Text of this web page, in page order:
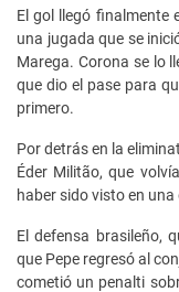
El gol llegó finalmente
una jugada que se
Marega. Corona se lo
que dio el pase para
primero.
Por detrás en la
Éder Militão, que
haber sido visto en
El defensa brasileño,
que Pepe regresó al
cometió un penalti